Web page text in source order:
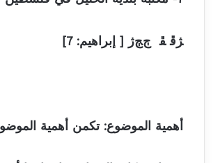
ﮋﭰ ﭱ ﭲﭳﮊ [ إبراهيم: 7]
أهمية الموضوع: تكمن أهمية